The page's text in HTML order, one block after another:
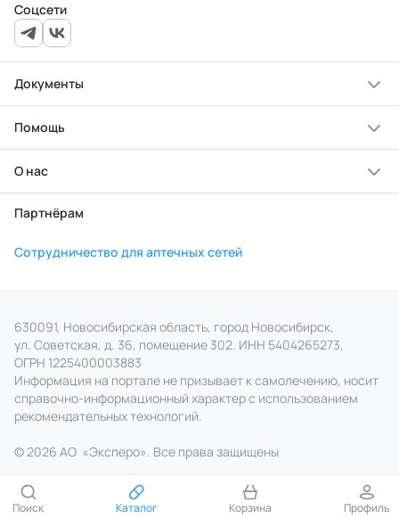
Поиск Каталог Корзина Профиль
Соцсети
Документы
Помощь
О нас
Партнёрам
Сотрудничество для аптечных сетей
630091, Новосибирская область, город Новосибирск,
ул. Советская, д. 36, помещение 302. ИНН 5404265273,
ОГРН 1225400003883
Информация на портале не призывает к самолечению, носит
справочно‑информационный характер с использованием
рекомендательных технологий.
© 2026 АО «Эксперо». Все права защищены